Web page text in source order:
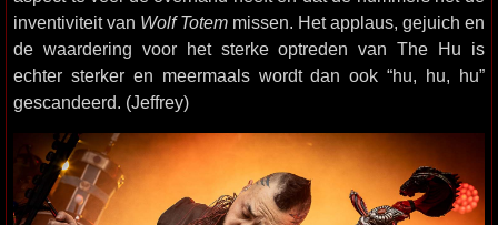
inventiviteit van Wolf Totem missen. Het applaus, gejuich en
de waardering voor het sterke optreden van The Hu is
echter sterker en meermaals wordt dan ook “hu, hu, hu”
gescandeerd. (Jeffrey)